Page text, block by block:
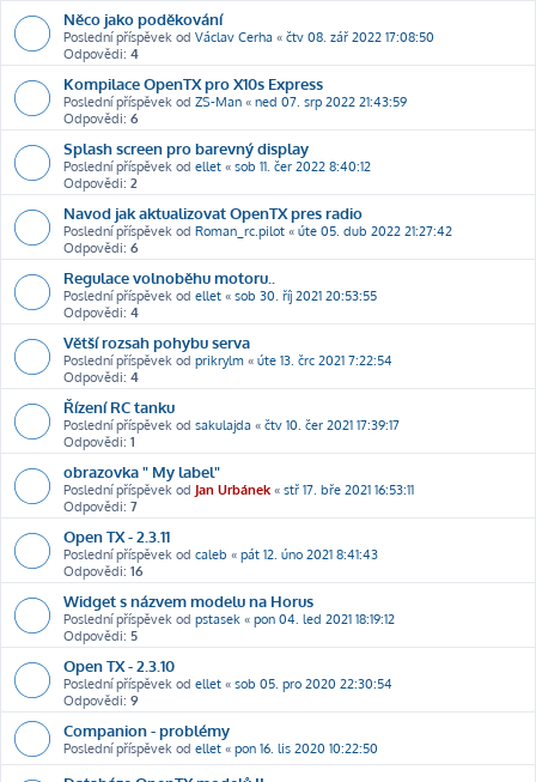
Něco jako poděkování
Poslední příspěvek od Václav Cerha « čtv 08. zář 2022 17:08:50
Odpovědi: 4
Kompilace OpenTX pro X10s Express
Poslední příspěvek od ZS-Man « ned 07. srp 2022 21:43:59
Odpovědi: 6
Splash screen pro barevný display
Poslední příspěvek od ellet « sob 11. čer 2022 8:40:12
Odpovědi: 2
Navod jak aktualizovat OpenTX pres radio
Poslední příspěvek od Roman_rc.pilot « úte 05. dub 2022 21:27:42
Odpovědi: 6
Regulace volnoběhu motoru..
Poslední příspěvek od ellet « sob 30. říj 2021 20:53:55
Odpovědi: 4
Větší rozsah pohybu serva
Poslední příspěvek od prikrylm « úte 13. črc 2021 7:22:54
Odpovědi: 4
Řízení RC tanku
Poslední příspěvek od sakulajda « čtv 10. čer 2021 17:39:17
Odpovědi: 1
obrazovka " My label"
Poslední příspěvek od Jan Urbánek « stř 17. bře 2021 16:53:11
Odpovědi: 7
Open TX - 2.3.11
Poslední příspěvek od caleb « pát 12. úno 2021 8:41:43
Odpovědi: 16
Widget s názvem modelu na Horus
Poslední příspěvek od pstasek « pon 04. led 2021 18:19:12
Odpovědi: 5
Open TX - 2.3.10
Poslední příspěvek od ellet « sob 05. pro 2020 22:30:54
Odpovědi: 9
Companion - problémy
Poslední příspěvek od ellet « pon 16. lis 2020 10:22:50